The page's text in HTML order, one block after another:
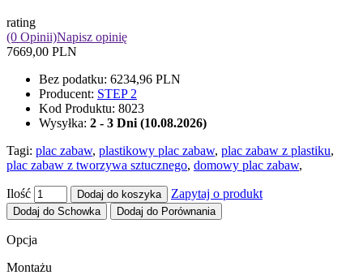
rating
(0 Opinii)Napisz opinię
7669,00 PLN
Bez podatku: 6234,96 PLN
Producent: STEP 2
Kod Produktu: 8023
Wysyłka: 2 - 3 Dni (10.08.2026)
Tagi: plac zabaw, plastikowy plac zabaw, plac zabaw z plastiku,
plac zabaw z tworzywa sztucznego, domowy plac zabaw,
Ilość Dodaj do koszyka Zapytaj o produkt
Dodaj do Schowka Dodaj do Porównania
Opcja
Montażu